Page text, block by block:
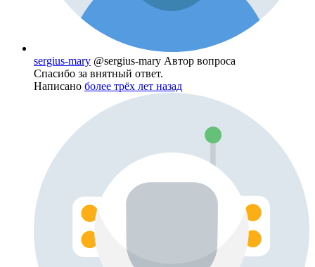
sergius-mary @sergius-mary Автор вопроса
Спасибо за внятный ответ.
Написано более трёх лет назад